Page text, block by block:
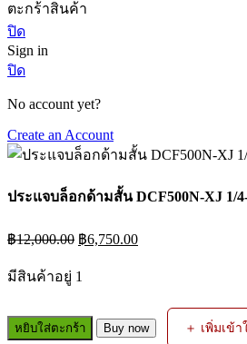
ตะกร้าสินค้า
ปิด
Sign in
ปิด
No account yet?
Create an Account
ประแจบล็อกด้ามสั้น DCF500N-XJ 1/
฿12,000.00 Original
price
฿6,750.00Current
price
มีสินค้าอยู่ 1
จำนวน
ประแจ
หยิบใส่ตะกร้า Buy now ＋ เพิ่มเข้